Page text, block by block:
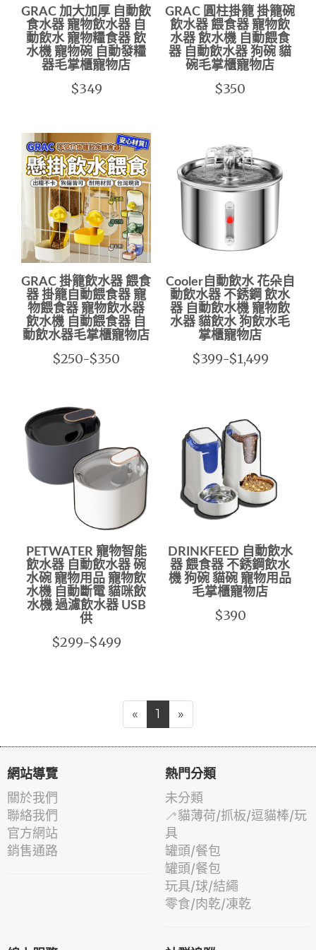
GRAC 加大加厚 自動飲
食水器 寵物飲水器 自
動飲水 寵物糧食器 飲
水機 寵物碗 自動發糧
器毛掌櫃寵物店
$349
GRAC 圓柱掛籠 掛籠碗
飲水器 餵食器 寵物飲
水器 飲水機 自動餵食
器 自動飲水器 狗碗 貓
碗毛掌櫃寵物店
$350
GRAC 掛籠飲水器 餵食
器 掛籠自動餵食器 寵
物餵食器 寵物飲水器
飲水機 自動餵食器 自
動飲水器毛掌櫃寵物店
$250-$350
Cooler自動飲水 花朵自
動飲水器 不銹鋼 飲水
器 自動飲水機 寵物飲
水器 貓飲水 狗飲水毛
掌櫃寵物店
$399-$1,499
PETWATER 寵物智能
飲水器 自動飲水器 碗
水碗 寵物用品 寵物飲
水機 自動斷電 貓咪飲
水機 過濾飲水器 USB
供
$299-$499
DRINKFEED 自動飲水
器 餵食器 不銹鋼飲水
機 狗碗 貓碗 寵物用品
毛掌櫃寵物店
$390
« 1 »
網站導覽
關於我們
聯絡我們
官方網站
銷售通路
熱門分類
未分類
🦯貓薄荷/抓板/逗貓棒/玩
具
罐頭/餐包
罐頭/餐包
玩具/球/結繩
零食/肉乾/凍乾